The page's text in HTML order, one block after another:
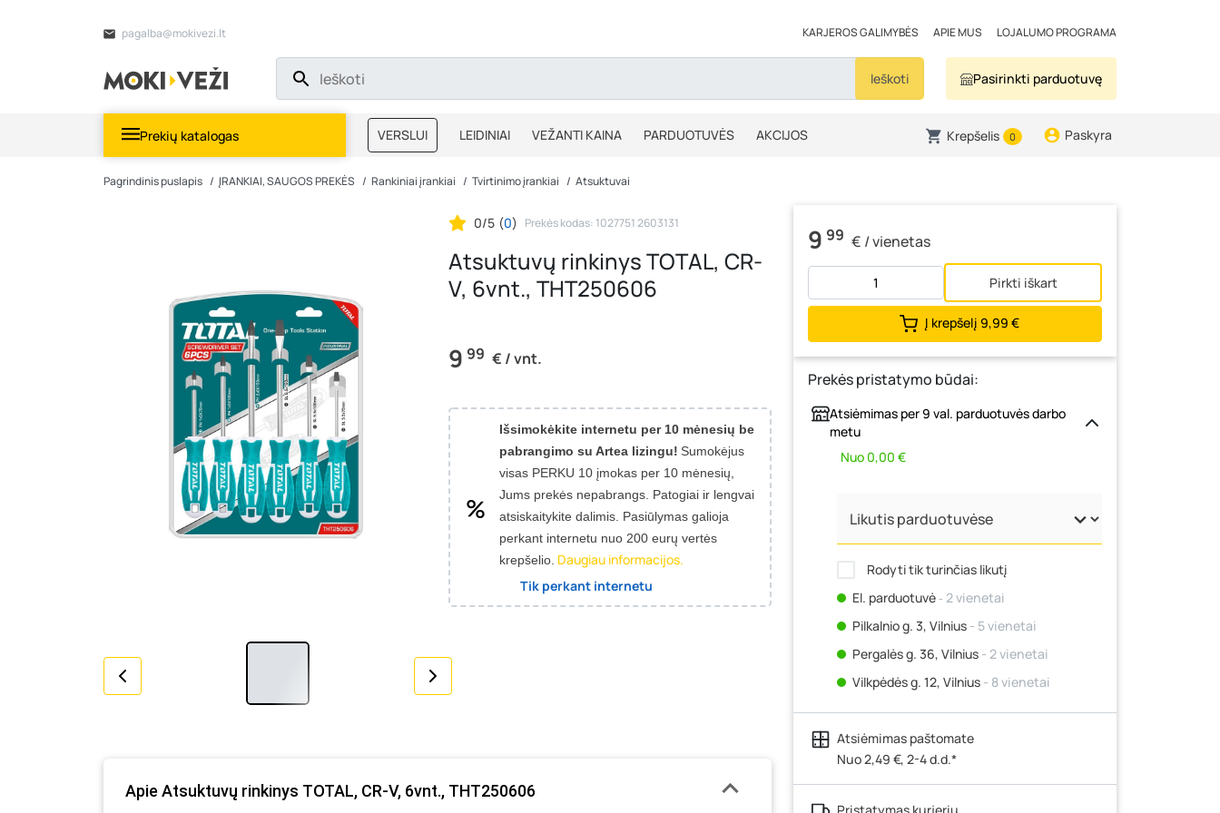
pagalba@mokivezi.lt KARJEROS GALIMYBĖS APIE MUS LOJALUMO PROGRAMA
Ieškoti Pasirinkti parduotuvę
Prekių katalogas VERSLUI LEIDINIAI VEŽANTI KAINA PARDUOTUVĖS AKCIJOS
MOKIBLOGAS IŠPARDAVIMAS
Krepšelis 0 Paskyra
Pagrindinis puslapis ĮRANKIAI, SAUGOS PREKĖS Rankiniai įrankiai Tvirtinimo įrankiai Atsuktuvai
0/5 (0) Prekės kodas: 1027751 2603131
Atsuktuvų rinkinys TOTAL, CR-
V, 6vnt., THT250606
9 99 € / vnt.
Išsimokėkite internetu per 10 mėnesių be
pabrangimo su Artea lizingu! Sumokėjus
visas PERKU 10 įmokas per 10 mėnesių,
Jums prekės nepabrangs. Patogiai ir lengvai
atsiskaitykite dalimis. Pasiūlymas galioja
perkant internetu nuo 200 eurų vertės
krepšelio. Daugiau informacijos.
Tik perkant internetu
Apie Atsuktuvų rinkinys TOTAL, CR-V, 6vnt., THT250606
9 99 € / vienetas
Pirkti iškart
Į krepšelį 9,99 €
Prekės pristatymo būdai:
Atsiėmimas per 9 val. parduotuvės darbo
metu
Nuo 0,00 €
Rodyti tik turinčias likutį
El. parduotuvė‐ 2 vienetai
Pilkalnio g. 3, Vilnius - 5 vienetai
Pergalės g. 36, Vilnius - 2 vienetai
Vilkpėdės g. 12, Vilnius - 8 vienetai
Ateities g. 15, Vilnius- 3 vienetai
Kauno r., Narsiečių k., Vytauto g. 183,
Kaunas- 4 vienetai
Šilutės pl. 83A, Klaipėda- 2 vienetai
Atsiėmimas paštomate
Nuo 2,49 €, 2-4 d.d.*